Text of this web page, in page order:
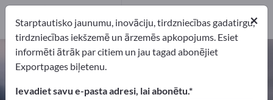
Irīdijs (7439-88-5) – atrodiet
ražotājus un piegādātājus
1
Ražotājs
×
Starptautisko jaunumu, inovāciju, tirdzniecības gadatirgu,
tirdzniecības iekšzemē un ārzemēs apkopojums. Esiet
informēti ātrāk par citiem un jau tagad abonējiet
Exportpages biļetenu.
Ievadiet savu e-pasta adresi, lai abonētu.